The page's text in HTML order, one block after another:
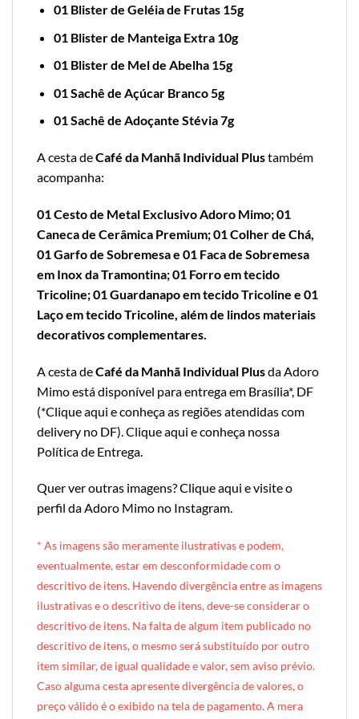
01 Blister de Geléia de Frutas 15g
01 Blister de Manteiga Extra 10g
01 Blister de Mel de Abelha 15g
01 Sachê de Açúcar Branco 5g
01 Sachê de Adoçante Stévia 7g
A cesta deCafé da Manhã Individual Plustambém
acompanha:
01 Cesto de Metal Exclusivo Adoro Mimo; 01
Caneca de Cerâmica Premium; 01 Colher de Chá,
01 Garfo de Sobremesa e 01 Faca de Sobremesa
em Inox da Tramontina; 01 Forro em tecido
Tricoline; 01 Guardanapo em tecido Tricoline e 01
Laço em tecido Tricoline, além de lindos materiais
decorativos complementares.
A cesta deCafé da Manhã Individual Plusda Adoro
Mimo está disponível para entrega em Brasília*, DF
(*Clique aqui e conheça as regiões atendidas com
delivery no DF). Clique aqui e conheça nossa
Política de Entrega
Quer ver outras imagens?Clique aqui e visite o
perfil da Adoro Mimo no Instagram.
* As imagens são meramente ilustrativas e podem,
eventualmente, estar em desconformidade com o
descritivo de itens. Havendo divergência entre as imagens
ilustrativas e o descritivo de itens, deve-se considerar o
descritivo de itens. Na falta de algum item publicado no
descritivo de itens, o mesmo será substituído por outro
item similar, de igual qualidade e valor, sem aviso prévio.
Caso alguma cesta apresente divergência de valores, o
preço válido é o exibido na tela de pagamento. A mera